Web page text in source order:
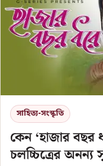
সাহিত্য-সংস্কৃতি
কেন ‘হাজার বছর
চলচ্চিত্রের অনন্য